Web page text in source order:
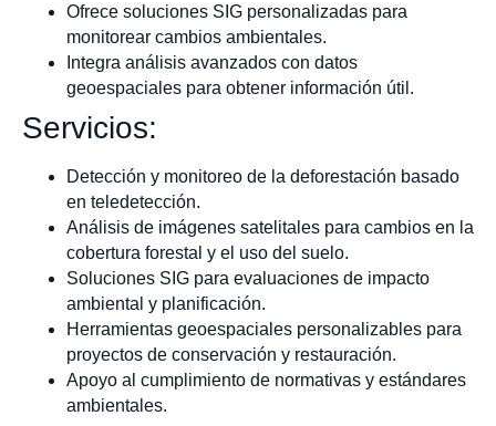
Ofrece soluciones SIG personalizadas para
monitorear cambios ambientales.
Integra análisis avanzados con datos
geoespaciales para obtener información útil.
Servicios:
Detección y monitoreo de la deforestación basado
en teledetección.
Análisis de imágenes satelitales para cambios en la
cobertura forestal y el uso del suelo.
Soluciones SIG para evaluaciones de impacto
ambiental y planificación.
Herramientas geoespaciales personalizables para
proyectos de conservación y restauración.
Apoyo al cumplimiento de normativas y estándares
ambientales.